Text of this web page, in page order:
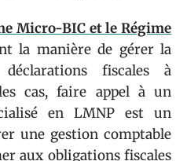
Micro-BIC et le Régime
la manière de gérer la
fiscales à
cas, faire appel à un
en LMNP est un
une gestion comptable
aux obligations fiscales